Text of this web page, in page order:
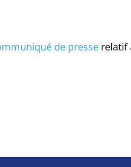
de presserelatif